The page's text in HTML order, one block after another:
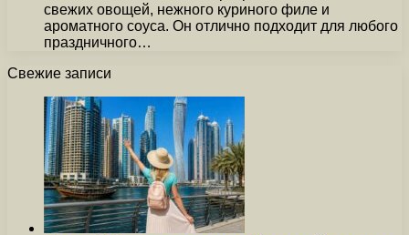
свежих овощей, нежного куриного филе и
ароматного соуса. Он отлично подходит для любого
праздничного…
Свежие записи